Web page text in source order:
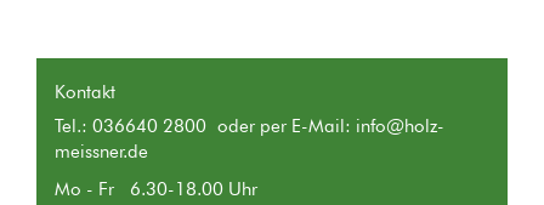
Kontakt
Tel.: 036640 2800 oder per E-Mail: info@holz-
meissner.de
Mo - Fr 6.30-18.00 Uhr